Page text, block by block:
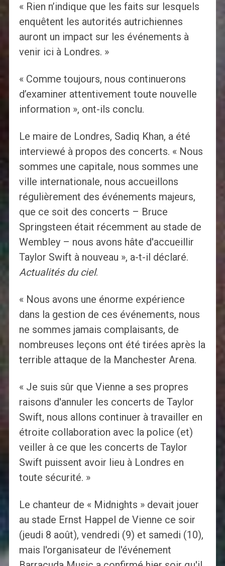
« Rien n’indique que les faits sur lesquels
enquêtent les autorités autrichiennes
auront un impact sur les événements à
venir ici à Londres. »
« Comme toujours, nous continuerons
d’examiner attentivement toute nouvelle
information », ont-ils conclu.
Le maire de Londres, Sadiq Khan, a été
interviewé à propos des concerts. « Nous
sommes une capitale, nous sommes une
ville internationale, nous accueillons
régulièrement des événements majeurs,
que ce soit des concerts – Bruce
Springsteen était récemment au stade de
Wembley – nous avons hâte d'accueillir
Taylor Swift à nouveau », a-t-il déclaré.
Actualités du ciel.
« Nous avons une énorme expérience
dans la gestion de ces événements, nous
ne sommes jamais complaisants, de
nombreuses leçons ont été tirées après la
terrible attaque de la Manchester Arena.
« Je suis sûr que Vienne a ses propres
raisons d'annuler les concerts de Taylor
Swift, nous allons continuer à travailler en
étroite collaboration avec la police (et)
veiller à ce que les concerts de Taylor
Swift puissent avoir lieu à Londres en
toute sécurité. »
Le chanteur de « Midnights » devait jouer
au stade Ernst Happel de Vienne ce soir
(jeudi 8 août), vendredi (9) et samedi (10),
mais l'organisateur de l'événement